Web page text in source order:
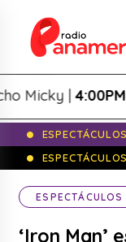
|4:00PM -
ESPECTÁCULOS
ESPECTÁCULOS
ESPECTÁCULOS
‘Iron Man’